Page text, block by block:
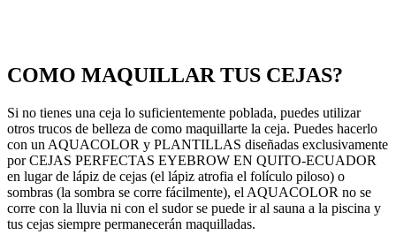
COMO MAQUILLAR TUS CEJAS?
Si no tienes una ceja lo suficientemente poblada, puedes utilizar
otros trucos de belleza de como maquillarte la ceja. Puedes hacerlo
con un AQUACOLOR y PLANTILLAS diseñadas exclusivamente
por CEJAS PERFECTAS EYEBROW EN QUITO-ECUADOR
en lugar de lápiz de cejas (el lápiz atrofia el folículo piloso) o
sombras (la sombra se corre fácilmente), el AQUACOLOR no se
corre con la lluvia ni con el sudor se puede ir al sauna a la piscina y
tus cejas siempre permanecerán maquilladas.